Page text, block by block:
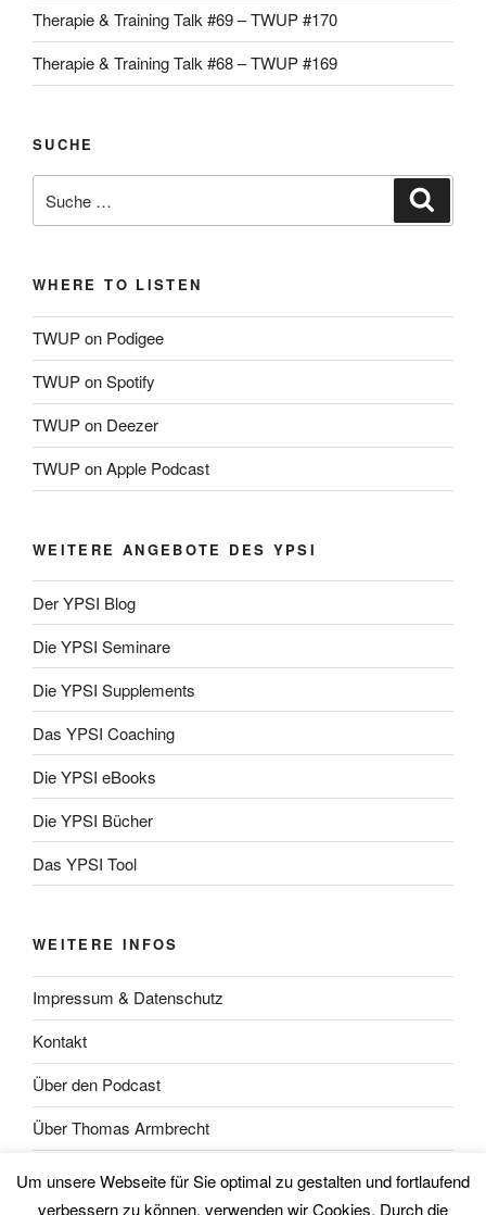
Therapie & Training Talk #69 – TWUP #170
Therapie & Training Talk #68 – TWUP #169
SUCHE
nach:
WHERE TO LISTEN
TWUP on Podigee
TWUP on Spotify
TWUP on Deezer
TWUP on Apple Podcast
WEITERE ANGEBOTE DES YPSI
Der YPSI Blog
Die YPSI Seminare
Die YPSI Supplements
Das YPSI Coaching
Die YPSI eBooks
Die YPSI Bücher
Das YPSI Tool
WEITERE INFOS
Impressum & Datenschutz
Kontakt
Über den Podcast
Über Thomas Armbrecht
Über Wolfgang Unsöld
Um unsere Webseite für Sie optimal zu gestalten und fortlaufend
verbessern zu können, verwenden wir Cookies. Durch die